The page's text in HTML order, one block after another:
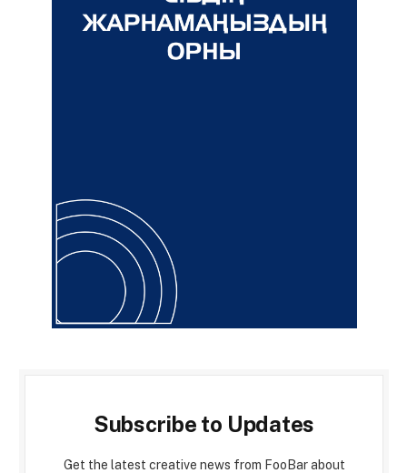
Subscribe to Updates
Get the latest creative news from FooBar about